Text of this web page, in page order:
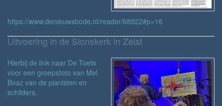
https://www.denieuwsbode.nl/reader/68922#p=16
Uitvoering in de Sionskerk in Zeist
Hierbij de link naar De Toets
voor een groepsfoto van Mel
Boaz van de pianisten en
schilders.